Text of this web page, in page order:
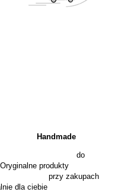
Handmade
do
produkty
przy zakupach
ciebie